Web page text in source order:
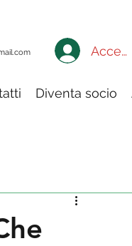
Diventa socio